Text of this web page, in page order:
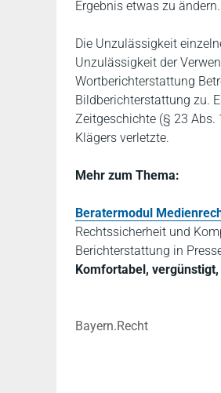
Ergebnis etwas zu ändern.
Die Unzulässigkeit
Unzulässigkeit der
Wortberichterstattung
Bildberichterstattung zu.
Zeitgeschichte (§ 23 Abs.
Klägers verletzte.
Mehr zum Thema:
Beratermodul
Rechtssicherheit und
Berichterstattung in
Komfortabel,
Bayern.Recht